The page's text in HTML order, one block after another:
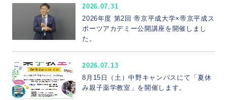
コンテンツ
広報 地域交流・連携 就職情報
海外実習・研修
部活動・サークル 本学の取り組み
ちば産学官連携プラットフォーム 部活動
2026.07.31
2026年度 第2回 帝京平成大学×帝京平成ス
ポーツアカデミー公開講座を開催しまし
た。
2026.07.13
8月15日（土）中野キャンパスにて「夏休
み親子薬学教室」を開催します。